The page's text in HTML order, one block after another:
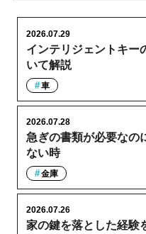
インテリジェントキー
いて解説
2026.07.29
車
急ぎの書類が必要なの
ない時
2026.07.28
金庫
家の鍵を落とした経験
2026.07.26